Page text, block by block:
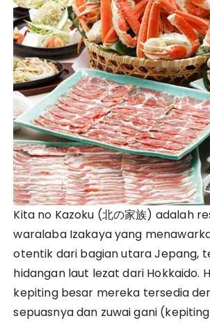
Kita no Kazoku (北の家族) adalah
waralaba Izakaya yang
otentik dari bagian utara Jepang,
hidangan laut lezat dari Hokkaido.
kepiting besar mereka tersedia
sepuasnya dan zuwai gani